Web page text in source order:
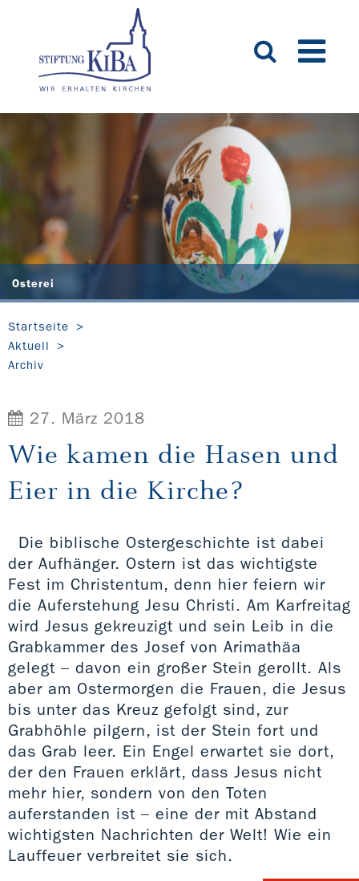
Osterei
Startseite
Aktuell
Archiv
27. März 2018
Wie kamen die Hasen und
Eier in die Kirche?
Die biblische Ostergeschichte ist dabei
der Aufhänger. Ostern ist das wichtigste
Fest im Christentum, denn hier feiern wir
die Auferstehung Jesu Christi. Am Karfreitag
wird Jesus gekreuzigt und sein Leib in die
Grabkammer des Josef von Arimathäa
gelegt – davon ein großer Stein gerollt. Als
aber am Ostermorgen die Frauen, die Jesus
bis unter das Kreuz gefolgt sind, zur
Grabhöhle pilgern, ist der Stein fort und
das Grab leer. Ein Engel erwartet sie dort,
der den Frauen erklärt, dass Jesus nicht
mehr hier, sondern von den Toten
auferstanden ist – eine der mit Abstand
wichtigsten Nachrichten der Welt! Wie ein
Lauffeuer verbreitet sie sich.